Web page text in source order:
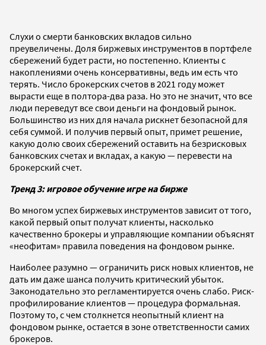
Слухи о смерти банковских вкладов сильно
преувеличены. Доля биржевых инструментов в портфеле
сбережений будет расти, но постепенно. Клиенты с
накоплениями очень консервативны, ведь им есть что
терять. Число брокерских счетов в 2021 году может
вырасти еще в полтора-два раза. Но это не значит, что все
люди переведут все свои деньги на фондовый рынок.
Большинство из них для начала рискнет безопасной для
себя суммой. И получив первый опыт, примет решение,
какую долю своих сбережений оставить на безрисковых
банковских счетах и вкладах, а какую — перевести на
брокерский счет.
Тренд 3: игровое обучение игре на бирже
Во многом успех биржевых инструментов зависит от того,
какой первый опыт получат клиенты, насколько
качественно брокеры и управляющие компании объяснят
«неофитам» правила поведения на фондовом рынке.
Наиболее разумно — ограничить риск новых клиентов, не
дать им даже шанса получить критический убыток.
Законодательно это регламентируется очень слабо. Риск-
профилирование клиентов — процедура формальная.
Поэтому то, с чем столкнется неопытный клиент на
фондовом рынке, остается в зоне ответственности самих
брокеров.